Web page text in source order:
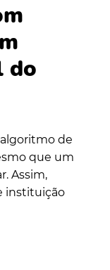
do
de
que um
Assim,
instituição